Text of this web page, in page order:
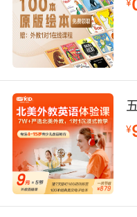
萌芽的过程。这个
一年，但一旦孩子
规律，后面的阅读
问，那单词要不要
是，七岁可以开始
词的记忆应该放在句
背单词表。比如孩
顺便记住了
是活的，知道怎么
不需要知道什么叫“
听到和说出“I like
样的句子，在大量
¥
¥